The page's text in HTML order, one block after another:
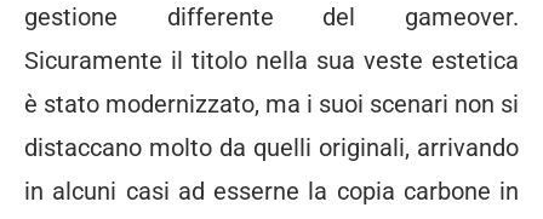
gestione differente del gameover.
Sicuramente il titolo nella sua veste estetica
è stato modernizzato, ma i suoi scenari non si
distaccano molto da quelli originali, arrivando
in alcuni casi ad esserne la copia carbone in